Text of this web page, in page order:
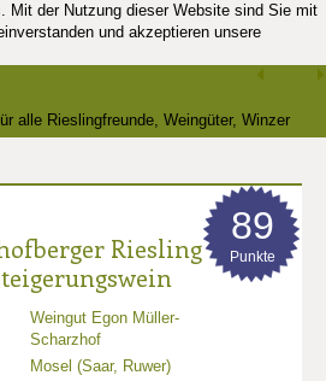
Mit der Nutzung dieser Website sind Sie mit
und akzeptieren unsere
alle Rieslingfreunde, Weingüter, Winzer
Riesling
Weingut Egon Müller-
Scharzhof
Mosel (Saar, Ruwer)
89
Punkte